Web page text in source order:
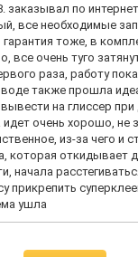
заказывал по
все необходимые
гарантия тоже, в
все очень туго
раза, работу
также прошла
на глиссер при
идет очень хорошо, не
из-за чего и
которая откидывает
начала
прикрепить
ушла